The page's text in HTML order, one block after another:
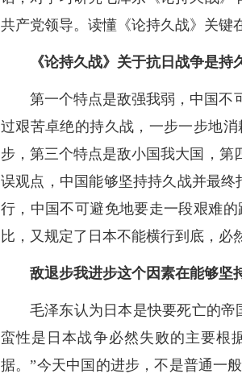
共产党领导。读懂《论持久战》关键
《论持久战》关于抗日战争是
第一个特点是敌强我弱，中国不
过艰苦卓绝的持久战，一步一步地
步，第三个特点是敌小国我大国，
误观点，中国能够坚持持久战并最
行，中国不可避免地要走一段艰难
比，又规定了日本不能横行到底，必
敌退步我进步这个因素在能够坚
毛泽东认为日本是快要死亡的
蛮性是日本战争必然失败的主要根
据。”今天中国的进步，不是普通一